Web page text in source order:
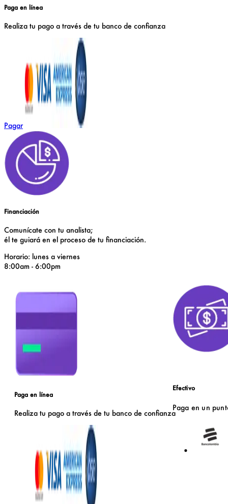
Paga en línea
Realiza tu pago a través de tu banco de confianza
Pagar
Financiación
Comunícate con tu analista;
él te guiará en el proceso de tu financiación.
Horario: lunes a viernes
8:00am - 6:00pm
Paga en línea
Realiza tu pago a través de tu banco de confianza
Efectivo
Paga en un